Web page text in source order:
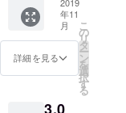
ロサン
ト」と
は？ パ
ロサン
トは、
南アメ
リカ沿
息して
年11
月
詳細を見る
こ
の
リ
タ
ー
ン
を
選
択
す
る
3,0